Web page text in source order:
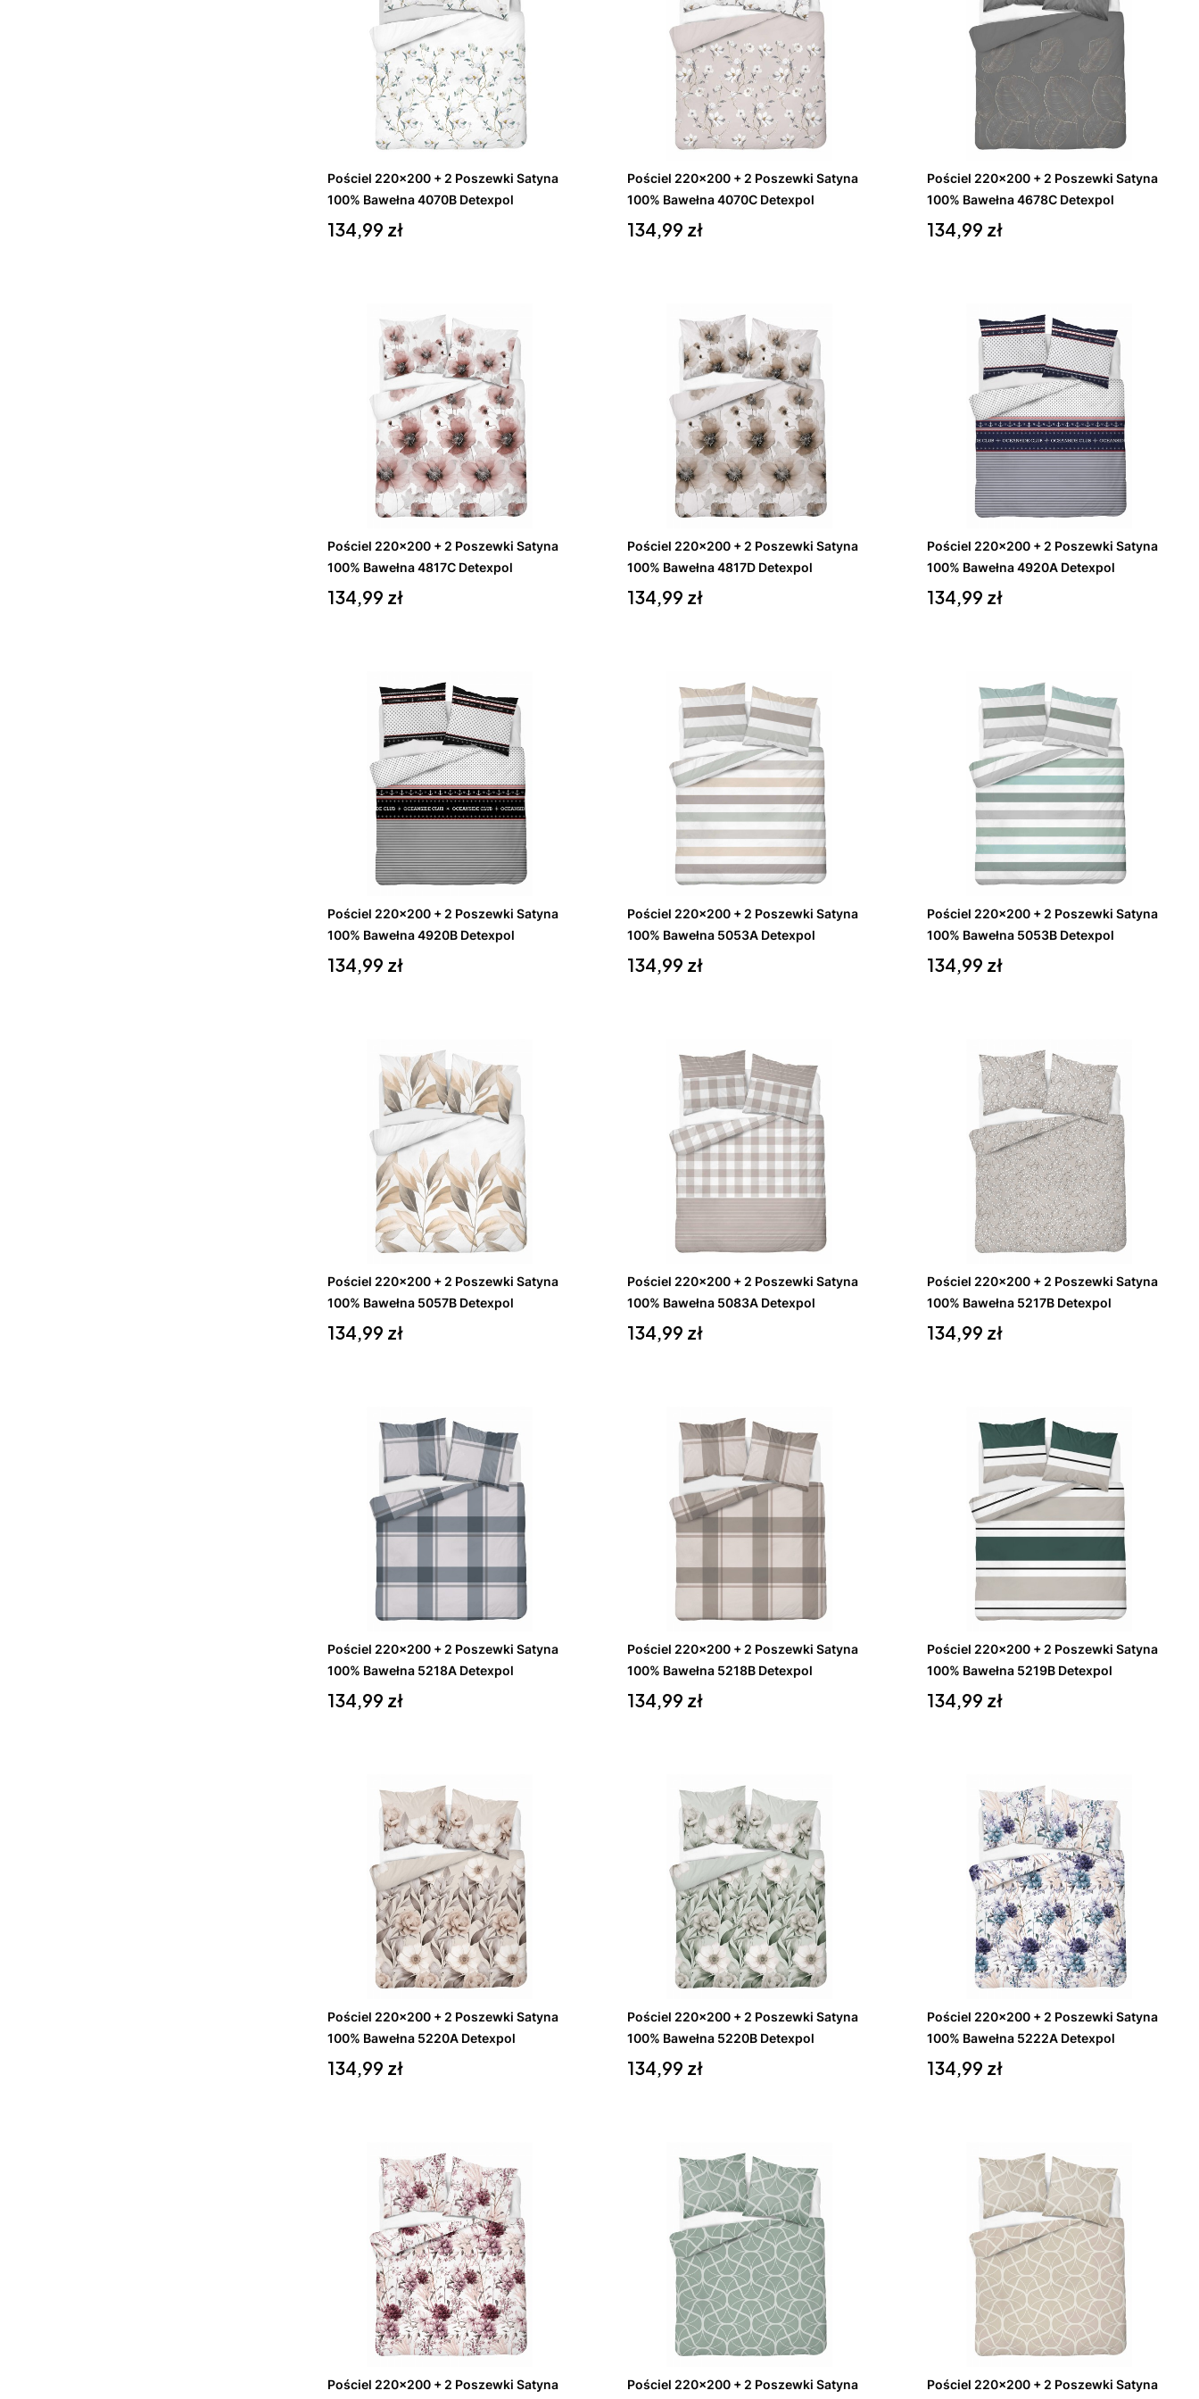
Do koszyka
Pościel 220x200 + 2 Poszewki Satyna
100% Bawełna 4070B Detexpol
Cena
134,99 zł
Do koszyka
Pościel 220x200 + 2 Poszewki Satyna
100% Bawełna 4070C Detexpol
Cena
134,99 zł
Do koszyka
Pościel 220x200 + 2 Poszewki Satyna
100% Bawełna 4678C Detexpol
Cena
134,99 zł
Do koszyka
Pościel 220x200 + 2 Poszewki Satyna
100% Bawełna 4817C Detexpol
Cena
134,99 zł
Do koszyka
Pościel 220x200 + 2 Poszewki Satyna
100% Bawełna 4817D Detexpol
Cena
134,99 zł
Do koszyka
Pościel 220x200 + 2 Poszewki Satyna
100% Bawełna 4920A Detexpol
Cena
134,99 zł
Do koszyka
Pościel 220x200 + 2 Poszewki Satyna
100% Bawełna 4920B Detexpol
Cena
134,99 zł
Do koszyka
Pościel 220x200 + 2 Poszewki Satyna
100% Bawełna 5053A Detexpol
Cena
134,99 zł
Do koszyka
Pościel 220x200 + 2 Poszewki Satyna
100% Bawełna 5053B Detexpol
Cena
134,99 zł
Do koszyka
Pościel 220x200 + 2 Poszewki Satyna
100% Bawełna 5057B Detexpol
Cena
134,99 zł
Do koszyka
Pościel 220x200 + 2 Poszewki Satyna
100% Bawełna 5083A Detexpol
Cena
134,99 zł
Do koszyka
Pościel 220x200 + 2 Poszewki Satyna
100% Bawełna 5217B Detexpol
Cena
134,99 zł
Do koszyka
Pościel 220x200 + 2 Poszewki Satyna
100% Bawełna 5218A Detexpol
Cena
134,99 zł
Do koszyka
Pościel 220x200 + 2 Poszewki Satyna
100% Bawełna 5218B Detexpol
Cena
134,99 zł
Do koszyka
Pościel 220x200 + 2 Poszewki Satyna
100% Bawełna 5219B Detexpol
Cena
134,99 zł
Do koszyka
Pościel 220x200 + 2 Poszewki Satyna
100% Bawełna 5220A Detexpol
Cena
134,99 zł
Do koszyka
Pościel 220x200 + 2 Poszewki Satyna
100% Bawełna 5220B Detexpol
Cena
134,99 zł
Do koszyka
Pościel 220x200 + 2 Poszewki Satyna
100% Bawełna 5222A Detexpol
Cena
134,99 zł
Do koszyka
Pościel 220x200 + 2 Poszewki Satyna
Do koszyka
Pościel 220x200 + 2 Poszewki Satyna
Do koszyka
Pościel 220x200 + 2 Poszewki Satyna